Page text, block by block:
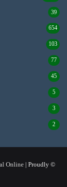
39
654
103
77
45
5
3
2
© Copyright 2026, All Rights Reserved |
Online| Proudly